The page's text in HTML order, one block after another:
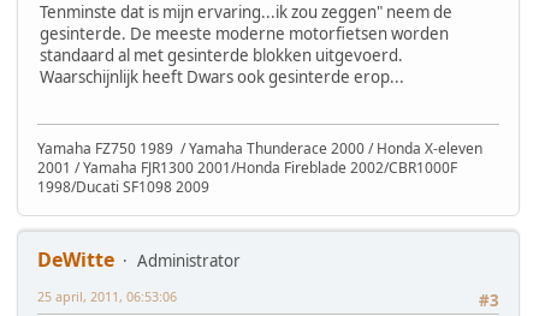
Tenminste dat is mijn ervaring...ik zou zeggen" neem de
gesinterde. De meeste moderne motorfietsen worden
standaard al met gesinterde blokken uitgevoerd.
Waarschijnlijk heeft Dwars ook gesinterde erop...
Yamaha FZ750 1989 / Yamaha Thunderace 2000 / Honda X-eleven
2001 / Yamaha FJR1300 2001/Honda Fireblade 2002/CBR1000F
1998/Ducati SF1098 2009
DeWitte
Administrator
#3
25 april, 2011, 06:53:06